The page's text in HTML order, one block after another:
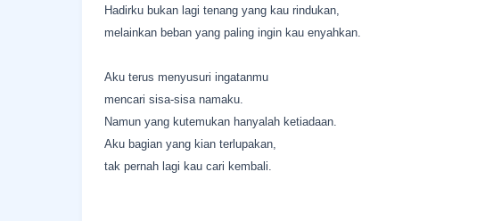
Hadirku bukan lagi tenang yang kau rindukan,
melainkan beban yang paling ingin kau enyahkan.
Aku terus menyusuri ingatanmu
mencari sisa-sisa namaku.
Namun yang kutemukan hanyalah ketiadaan.
Aku bagian yang kian terlupakan,
tak pernah lagi kau cari kembali.